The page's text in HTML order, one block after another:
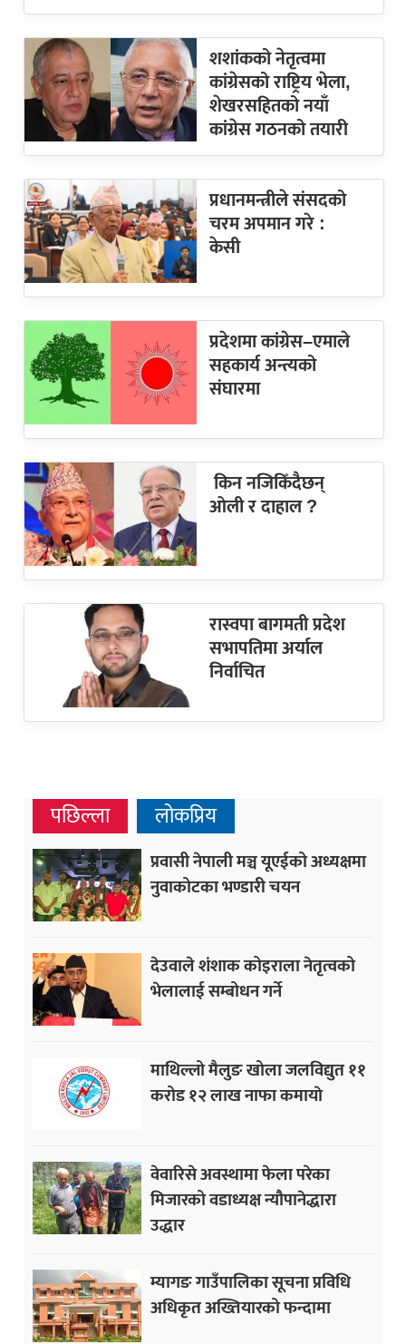
शशांकको नेतृत्वमा
कांग्रेसको राष्ट्रिय भेला,
शेखरसहितको नयाँ
कांग्रेस गठनको तयारी
प्रधानमन्त्रीले संसदको
चरम अपमान गरे :
केसी
प्रदेशमा कांग्रेस–एमाले
सहकार्य अन्त्यको
संघारमा
किन नजिकिँदैछन्
ओली र दाहाल ?
रास्वपा बागमती प्रदेश
सभापतिमा अर्याल
निर्वाचित
पछिल्ला लोकप्रिय
प्रवासी नेपाली मञ्च यूएईको अध्यक्षमा
नुवाकोटका भण्डारी चयन
देउवाले शंशाक कोइराला नेतृत्वको
भेलालाई सम्बोधन गर्ने
माथिल्लो मैलुङ खोला जलविद्युत ११
करोड १२ लाख नाफा कमायाे
वेवारिसे अवस्थामा फेला परेका
मिजारको वडाध्यक्ष न्यौपानेद्धारा
उद्धार
म्यागङ गाउँपालिका सूचना प्रविधि
अधिकृत अख्तियारको फन्दामा